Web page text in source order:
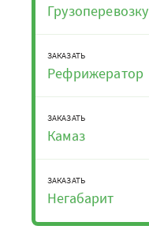
Грузоперевозку
ЗАКАЗАТЬ
Рефрижератор
ЗАКАЗАТЬ
Камаз
ЗАКАЗАТЬ
Негабарит